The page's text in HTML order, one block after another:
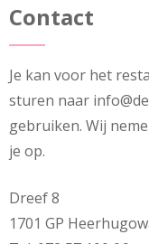
Contact
Je kan voor het
sturen naar
gebruiken. Wij
je op.
Dreef 8
1701 GP